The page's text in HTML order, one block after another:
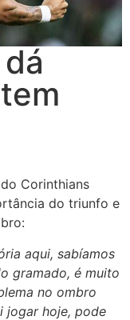
Corinthians
do triunfo e
aqui, sabíamos
gramado, é muito
no ombro
jogar hoje, pode